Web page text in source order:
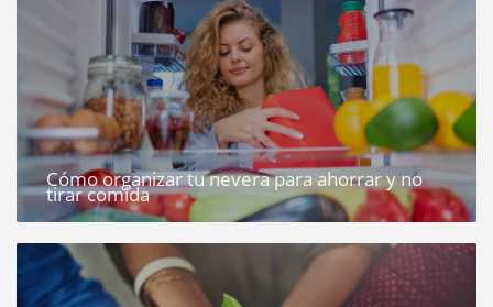
Cómo organizar tu nevera para ahorrar y no
tirar comida